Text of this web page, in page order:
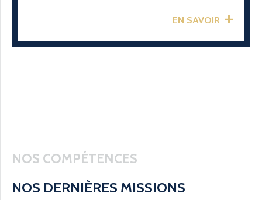
EN SAVOIR
NOS COMPÉTENCES
NOS DERNIÈRES MISSIONS